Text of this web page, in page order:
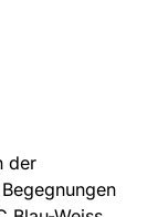
der